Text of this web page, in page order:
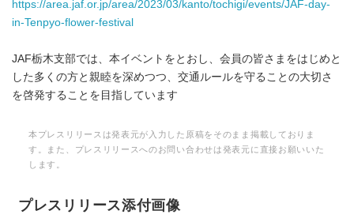
https://area.jaf.or.jp/area/2023/03/kanto/tochigi/events/JAF-day-
in-Tenpyo-flower-festival
JAF栃木支部では、本イベントをとおし、会員の皆さまをはじめと
した多くの方と親睦を深めつつ、交通ルールを守ることの大切さ
を啓発することを目指しています
本プレスリリースは発表元が入力した原稿をそのまま掲載しておりま
す。また、プレスリリースへのお問い合わせは発表元に直接お願いいた
します。
プレスリリース添付画像